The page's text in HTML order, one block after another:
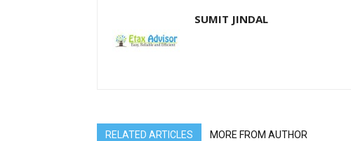
SUMIT JINDAL
RELATED ARTICLES MORE FROM AUTHOR